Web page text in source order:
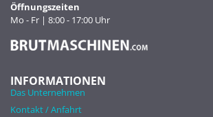
Öffnungszeiten
Mo - Fr | 8:00 - 17:00 Uhr
INFORMATIONEN
Das Unternehmen
Kontakt / Anfahrt